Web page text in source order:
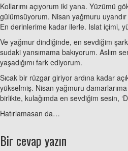
Kollarımı açıyorum iki yana. Yüzümü
gülümsüyorum. Nisan yağmuru
En derinlerime kadar ilerle. Islat içimi,
Ve yağmur dindiğinde, en sevdiğim
sudaki yansımama bakıyorum. Aslım
yaşadığımı fark ediyorum.
Sıcak bir rüzgar giriyor ardına kadar
yükselmiş. Nisan yağmuru
birlikte, kulağımda en sevdiğim sesin,
Hatırlamasan da…
Bir cevap yazın